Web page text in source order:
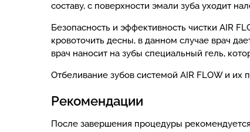
составу, с поверхности эмали зуба уходит
Безопасность и эффективность чистки AIR
кровоточить десны, в данном случае врач
врач наносит на зубы специальный гель,
Отбеливание зубов системой AIR FLOW и их
Рекомендации
После завершения процедуры